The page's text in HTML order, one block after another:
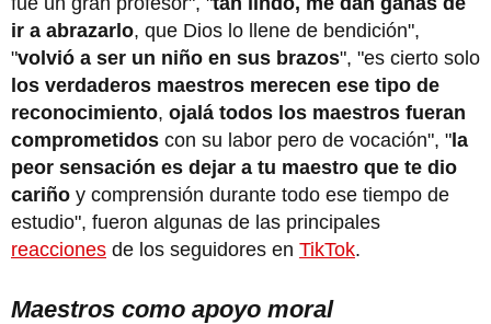
ir a abrazarlo, que Dios lo llene de bendición",
"volvió a ser un niño en sus brazos", "es cierto solo
los verdaderos maestros merecen ese tipo de
reconocimiento, ojalá todos los maestros fueran
comprometidos con su labor pero de vocación", "la
peor sensación es dejar a tu maestro que te dio
cariño y comprensión durante todo ese tiempo de
estudio", fueron algunas de las principales
reacciones de los seguidores en TikTok.
Maestros como apoyo moral